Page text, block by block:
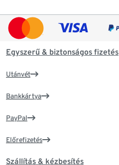
Egyszerű & biztonságos fizetés
Utánvét
Bankkártya
PayPal
Előrefizetés
Szállítás & kézbesítés